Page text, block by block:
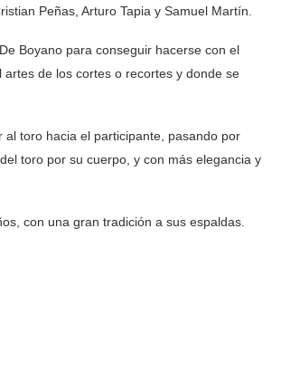
Peñas, Arturo Tapia y Samuel Martín.
Boyano para conseguir hacerse con el
de los cortes o recortes y donde se
toro hacia el participante, pasando por
toro por su cuerpo, y con más elegancia y
con una gran tradición a sus espaldas.